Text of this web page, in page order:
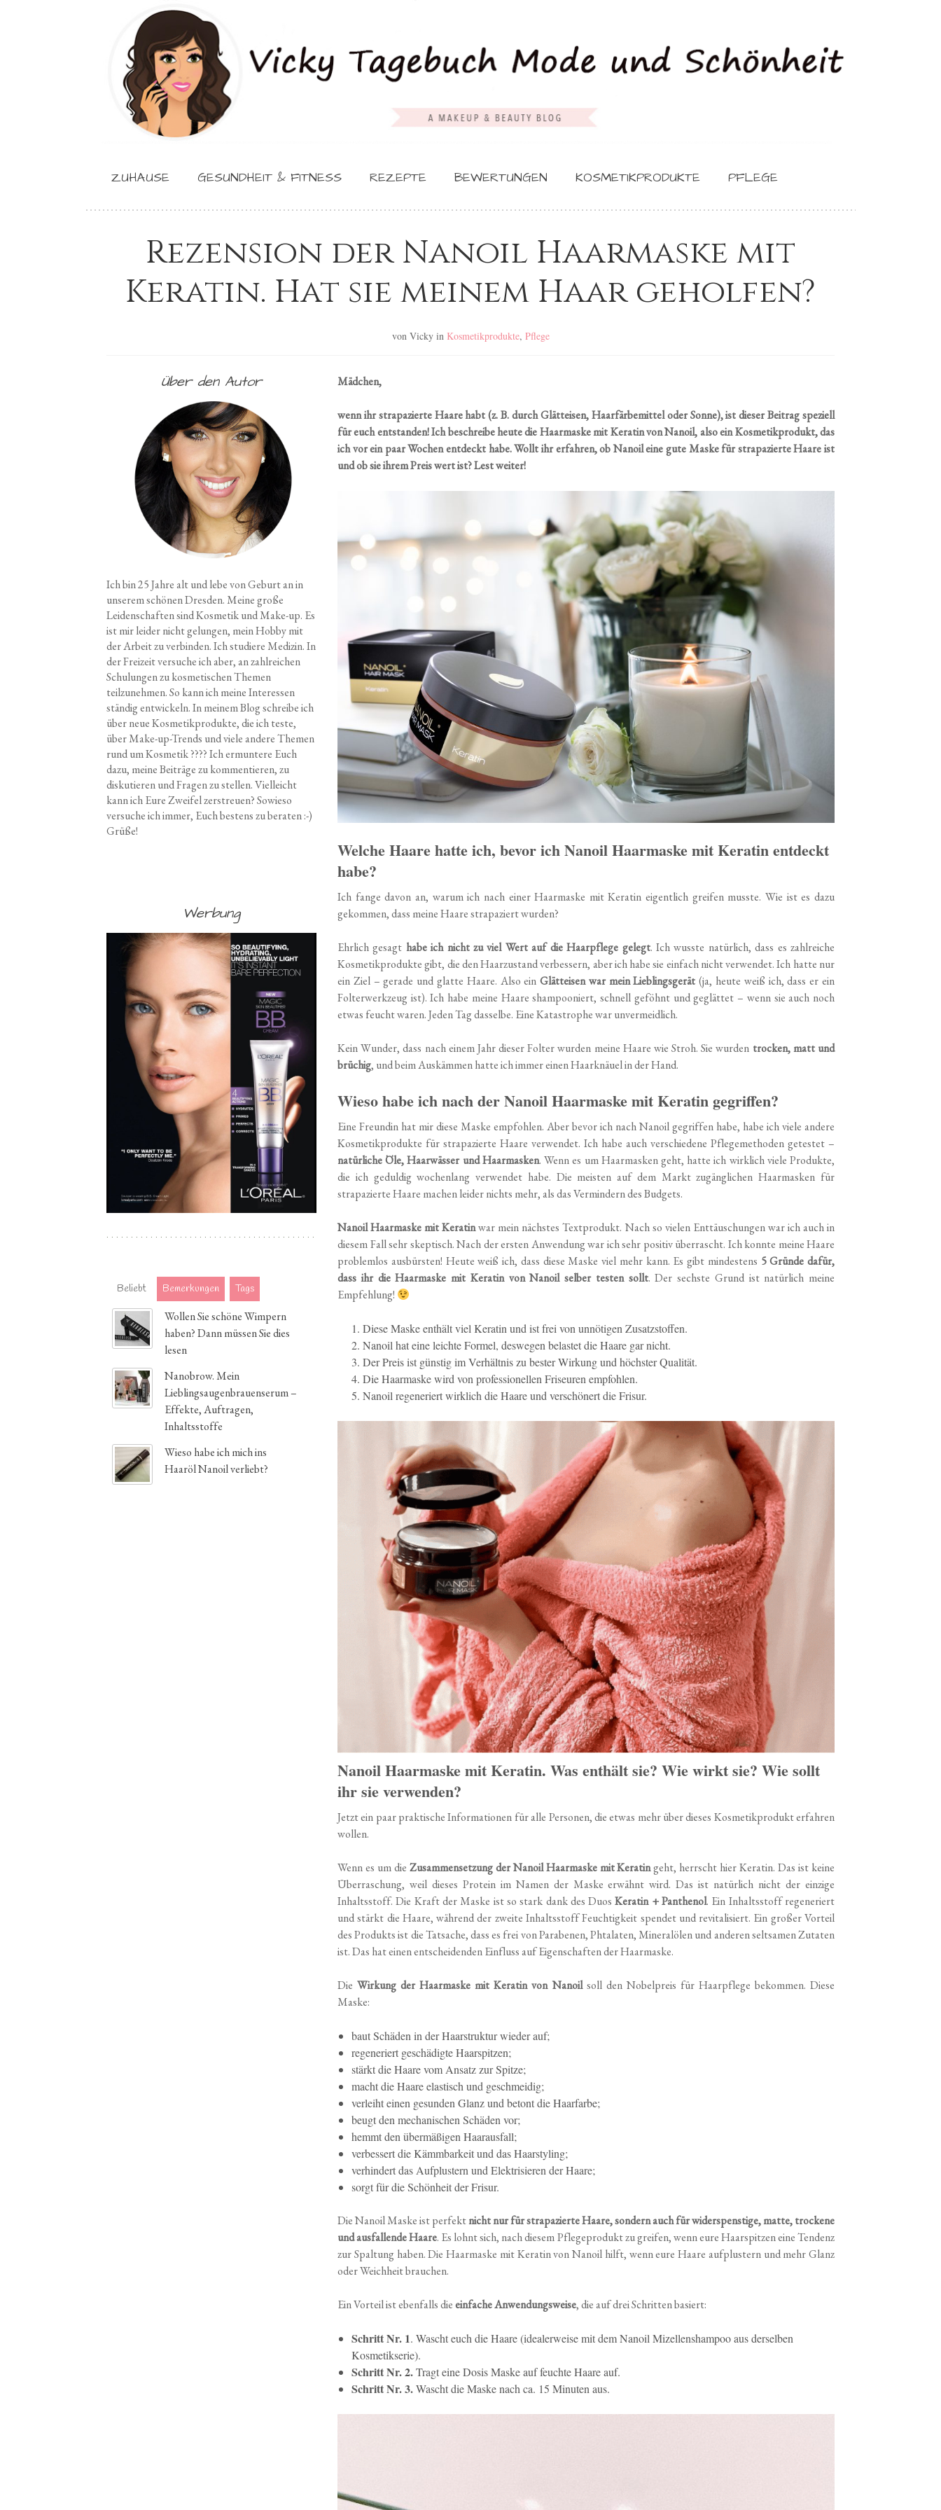
ZUHAUSE GESUNDHEIT & FITNESS REZEPTE BEWERTUNGEN KOSMETIKPRODUKTE PFLEGE
Rezension der Nanoil Haarmaske mit
Keratin. Hat sie meinem Haar geholfen?
von Vickyin Kosmetikprodukte, Pflege
Mädchen,
wenn ihr strapazierte Haare habt (z. B. durch Glätteisen, Haarfärbemittel oder Sonne), ist dieser Beitrag speziell
für euch entstanden! Ich beschreibe heute die Haarmaske mit Keratin von Nanoil, also ein Kosmetikprodukt, das
ich vor ein paar Wochen entdeckt habe. Wollt ihr erfahren, ob Nanoil eine gute Maske für strapazierte Haare ist
und ob sie ihrem Preis wert ist? Lest weiter!
Welche Haare hatte ich, bevor ich Nanoil Haarmaske mit Keratin entdeckt
habe?
Ich fange davon an, warum ich nach einer Haarmaske mit Keratin eigentlich greifen musste. Wie ist es dazu
gekommen, dass meine Haare strapaziert wurden?
Ehrlich gesagt habe ich nicht zu viel Wert auf die Haarpflege gelegt. Ich wusste natürlich, dass es zahlreiche
Kosmetikprodukte gibt, die den Haarzustand verbessern, aber ich habe sie einfach nicht verwendet. Ich hatte nur
ein Ziel – gerade und glatte Haare. Also einGlätteisen war mein Lieblingsgerät (ja, heute weiß ich, dass er ein
Folterwerkzeug ist). Ich habe meine Haare shampooniert, schnell geföhnt und geglättet – wenn sie auch noch
etwas feucht waren. Jeden Tag dasselbe. Eine Katastrophe war unvermeidlich.
Kein Wunder, dass nach einem Jahr dieser Folter wurden meine Haare wie Stroh. Sie wurden trocken, matt und
brüchig, und beim Auskämmen hatte ich immer einen Haarknäuel in der Hand.
Wieso habe ich nach der Nanoil Haarmaske mit Keratin gegriffen?
Eine Freundin hat mir diese Maske empfohlen. Aber bevor ich nach Nanoil gegriffen habe, habe ich viele andere
Kosmetikprodukte für strapazierte Haare verwendet. Ich habe auch verschiedene Pflegemethoden getestet –
natürliche Öle, Haarwässer und Haarmasken. Wenn es um Haarmasken geht, hatte ich wirklich viele Produkte,
die ich geduldig wochenlang verwendet habe. Die meisten auf dem Markt zugänglichen Haarmasken für
strapazierte Haare machen leider nichts mehr, als das Vermindern des Budgets.
Nanoil Haarmaske mit Keratinwar mein nächstes Textprodukt. Nach so vielen Enttäuschungen war ich auch in
diesem Fall sehr skeptisch. Nach der ersten Anwendung war ich sehr positiv überrascht. Ich konnte meine Haare
problemlos ausbürsten! Heute weiß ich, dass diese Maske viel mehr kann. Es gibt mindestens 5 Gründe dafür,
dass ihr die Haarmaske mit Keratin von Nanoil selber testen sollt. Der sechste Grund ist natürlich meine
Empfehlung!
Diese Maske enthält viel Keratin und ist frei von unnötigen Zusatzstoffen.
Nanoil hat eine leichte Formel, deswegen belastet die Haare gar nicht.
Der Preis ist günstig im Verhältnis zu bester Wirkung und höchster Qualität.
Die Haarmaske wird von professionellen Friseuren empfohlen.
Nanoil regeneriert wirklich die Haare und verschönert die Frisur.
Nanoil Haarmaske mit Keratin. Was enthält sie? Wie wirkt sie? Wie sollt
ihr sie verwenden?
Jetzt ein paar praktische Informationen für alle Personen, die etwas mehr über dieses Kosmetikprodukt erfahren
wollen.
Wenn es um die Zusammensetzung der Nanoil Haarmaske mit Keratingeht, herrscht hier Keratin. Das ist keine
Überraschung, weil dieses Protein im Namen der Maske erwähnt wird. Das ist natürlich nicht der einzige
Inhaltsstoff. Die Kraft der Maske ist so stark dank des DuosKeratin + Panthenol. Ein Inhaltsstoff regeneriert
und stärkt die Haare, während der zweite Inhaltsstoff Feuchtigkeit spendet und revitalisiert. Ein großer Vorteil
des Produkts ist die Tatsache, dass es frei von Parabenen, Phtalaten, Mineralölen und anderen seltsamen Zutaten
ist. Das hat einen entscheidenden Einfluss auf Eigenschaften der Haarmaske.
DieWirkung der Haarmaske mit Keratin von Nanoilsoll den Nobelpreis für Haarpflege bekommen. Diese
Maske:
baut Schäden in der Haarstruktur wieder auf;
regeneriert geschädigte Haarspitzen;
stärkt die Haare vom Ansatz zur Spitze;
macht die Haare elastisch und geschmeidig;
verleiht einen gesunden Glanz und betont die Haarfarbe;
beugt den mechanischen Schäden vor;
hemmt den übermäßigen Haarausfall;
verbessert die Kämmbarkeit und das Haarstyling;
verhindert das Aufplustern und Elektrisieren der Haare;
sorgt für die Schönheit der Frisur.
Die Nanoil Maske ist perfektnicht nur für strapazierte Haare, sondern auch für widerspenstige, matte, trockene
und ausfallende Haare. Es lohnt sich, nach diesem Pflegeprodukt zu greifen, wenn eure Haarspitzen eine Tendenz
zur Spaltung haben. Die Haarmaske mit Keratin von Nanoil hilft, wenn eure Haare aufplustern und mehr Glanz
oder Weichheit brauchen.
Ein Vorteil ist ebenfalls dieeinfache Anwendungsweise, die auf drei Schritten basiert:
Schritt Nr. 1. Wascht euch die Haare (idealerweise mit dem Nanoil Mizellenshampoo aus derselben
Kosmetikserie).
Schritt Nr. 2.Tragt eine Dosis Maske auf feuchte Haare auf.
Schritt Nr. 3.Wascht die Maske nach ca. 15 Minuten aus.
Über den Autor
Ich bin 25 Jahre alt und lebe von Geburt an in
unserem schönen Dresden. Meine große
Leidenschaften sind Kosmetik und Make-up. Es
ist mir leider nicht gelungen, mein Hobby mit
der Arbeit zu verbinden. Ich studiere Medizin. In
der Freizeit versuche ich aber, an zahlreichen
Schulungen zu kosmetischen Themen
teilzunehmen. So kann ich meine Interessen
ständig entwickeln. In meinem Blog schreibe ich
über neue Kosmetikprodukte, die ich teste,
über Make-up-Trends und viele andere Themen
rund um Kosmetik ???? Ich ermuntere Euch
dazu, meine Beiträge zu kommentieren, zu
diskutieren und Fragen zu stellen. Vielleicht
kann ich Eure Zweifel zerstreuen? Sowieso
versuche ich immer, Euch bestens zu beraten :-)
Grüße!
Werbung
Beliebt Bemerkungen Tags
Wollen Sie schöne Wimpern
haben? Dann müssen Sie dies
lesen
Nanobrow. Mein
Lieblingsaugenbrauenserum –
Effekte, Auftragen,
Inhaltsstoffe
Wieso habe ich mich ins
Haaröl Nanoil verliebt?